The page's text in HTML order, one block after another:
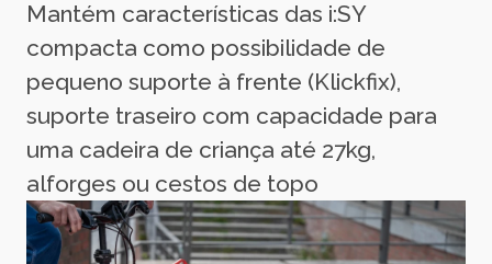
Mantém características das i:SY
compacta como possibilidade de
pequeno suporte à frente (Klickfix),
suporte traseiro com capacidade para
uma cadeira de criança até 27kg,
alforges ou cestos de topo